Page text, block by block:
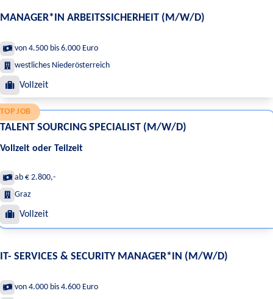
MANAGER*IN ARBEITSSICHERHEIT (M/W/D)
von 4.500 bis 6.000 Euro
westliches Niederösterreich
Vollzeit
TOP JOB
TALENT SOURCING SPECIALIST (M/W/D)
Vollzeit oder Teilzeit
ab € 2.800,-
Graz
Vollzeit
IT- SERVICES & SECURITY MANAGER*IN (M/W/D)
von 4.000 bis 4.600 Euro